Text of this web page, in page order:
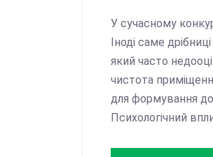
У сучасному
Іноді саме
який часто
чистота
для формування
Психологічний